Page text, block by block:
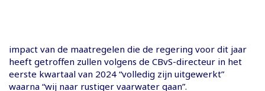
impact van de maatregelen die de regering voor dit jaar
heeft getroffen zullen volgens de CBvS-directeur in het
eerste kwartaal van 2024 “volledig zijn uitgewerkt”
waarna “wij naar rustiger vaarwater gaan”.